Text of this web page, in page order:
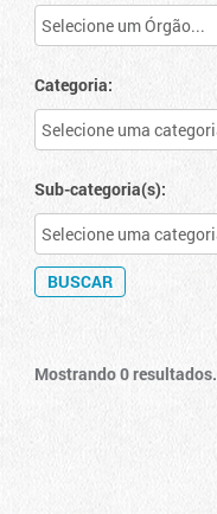
Categoria:
Sub-categoria(s):
Mostrando 0 resultados.